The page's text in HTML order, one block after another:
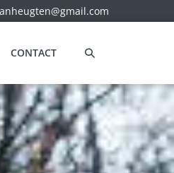
CONTACT